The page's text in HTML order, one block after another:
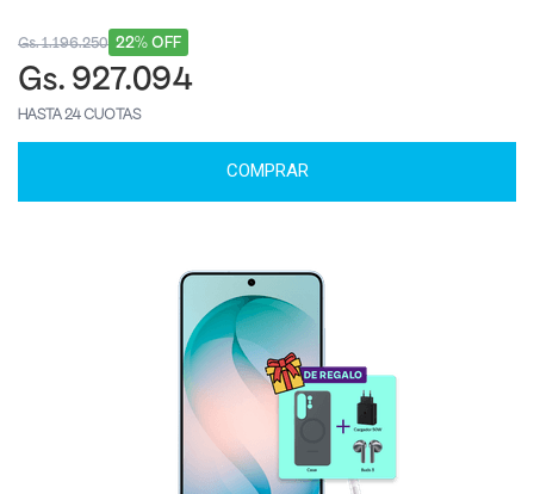
22% OFF
Gs. 1.196.250
Gs. 927.094
HASTA 24 CUOTAS
COMPRAR